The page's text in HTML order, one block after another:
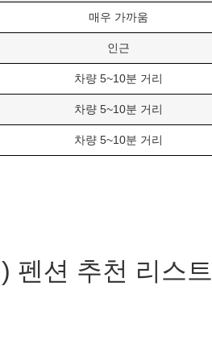
매우 가까움
인근
차량 5~10분 거리
차량 5~10분 거리
차량 5~10분 거리
펜션 추천 리스트